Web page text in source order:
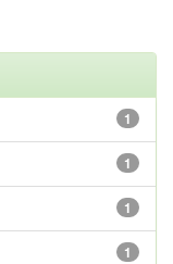
1
1
1
1